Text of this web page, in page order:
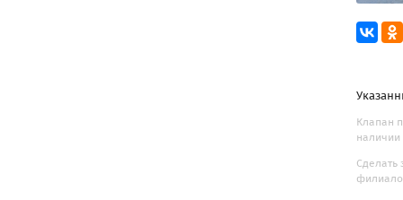
Клапан
наличии
Сделать